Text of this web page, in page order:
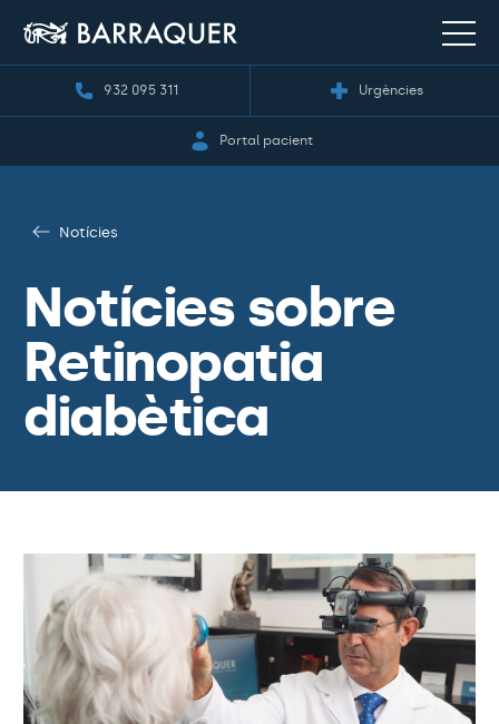
932 095 311 Urgències
Portal pacient
Notícies
Notícies sobre
Retinopatia
diabètica